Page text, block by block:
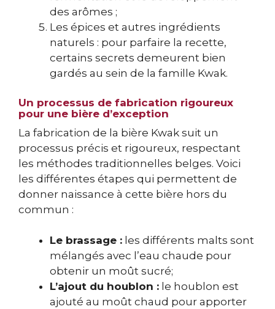
des arômes ;
Les épices et autres ingrédients
naturels : pour parfaire la recette,
certains secrets demeurent bien
gardés au sein de la famille Kwak.
Un processus de fabrication rigoureux
pour une bière d’exception
La fabrication de la bière Kwak suit un
processus précis et rigoureux, respectant
les méthodes traditionnelles belges. Voici
les différentes étapes qui permettent de
donner naissance à cette bière hors du
commun :
Le brassage : les différents malts sont
mélangés avec l’eau chaude pour
obtenir un moût sucré;
L’ajout du houblon : le houblon est
ajouté au moût chaud pour apporter